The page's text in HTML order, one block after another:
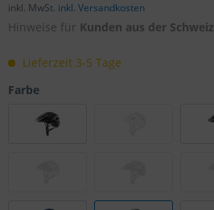
inkl. MwSt. inkl. Versandkosten
Hinweise für Kunden aus der Schweiz
Lieferzeit 3-5 Tage
Farbe